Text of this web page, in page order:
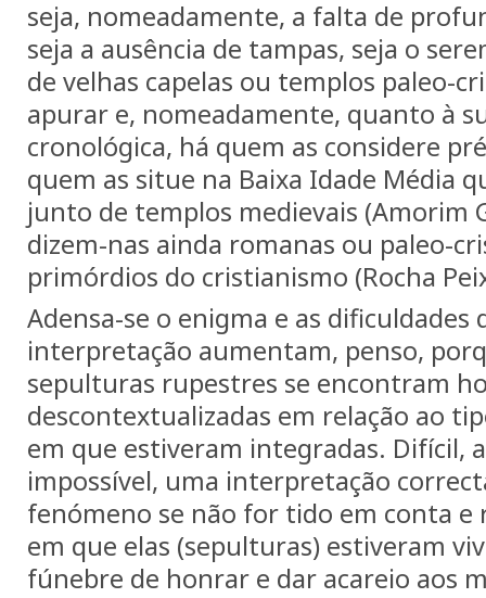
seja, nomeadamente, a falta de
seja a ausência de tampas, seja o
de velhas capelas ou templos paleo-
apurar e, nomeadamente, quanto à
cronológica, há quem as considere
quem as situe na Baixa Idade Média
junto de templos medievais (Amorim
dizem-nas ainda romanas ou paleo-
primórdios do cristianismo (Rocha
Adensa-se o enigma e as dificuldades
interpretação aumentam, penso,
sepulturas rupestres se encontram
descontextualizadas em relação ao
em que estiveram integradas. Difícil,
impossível, uma interpretação
fenómeno se não for tido em conta e
em que elas (sepulturas) estiveram
fúnebre de honrar e dar acareio aos